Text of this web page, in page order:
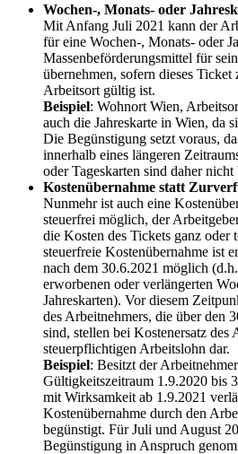
Wochen-, Monats- oder
Mit Anfang Juli 2021 kann der
für eine Wochen-, Monats- oder
Massenbeförderungsmittel für
übernehmen, sofern dieses
Arbeitsort gültig ist.
Beispiel: Wohnort Wien,
auch die Jahreskarte in Wien, da
Die Begünstigung setzt voraus,
innerhalb eines längeren
oder Tageskarten sind daher nicht
Kostenübernahme statt
Nunmehr ist auch eine
steuerfrei möglich, der
die Kosten des Tickets ganz oder
steuerfreie Kostenübernahme ist
nach dem 30.6.2021 möglich
erworbenen oder verlängerten
Jahreskarten). Vor diesem
des Arbeitnehmers, die über den
sind, stellen bei Kostenersatz des
steuerpflichtigen Arbeitslohn dar.
Beispiel: Besitzt der
Gültigkeitszeitraum 1.9.2020 bis
mit Wirksamkeit ab 1.9.2021
Kostenübernahme durch den
begünstigt. Für Juli und August
Begünstigung in Anspruch